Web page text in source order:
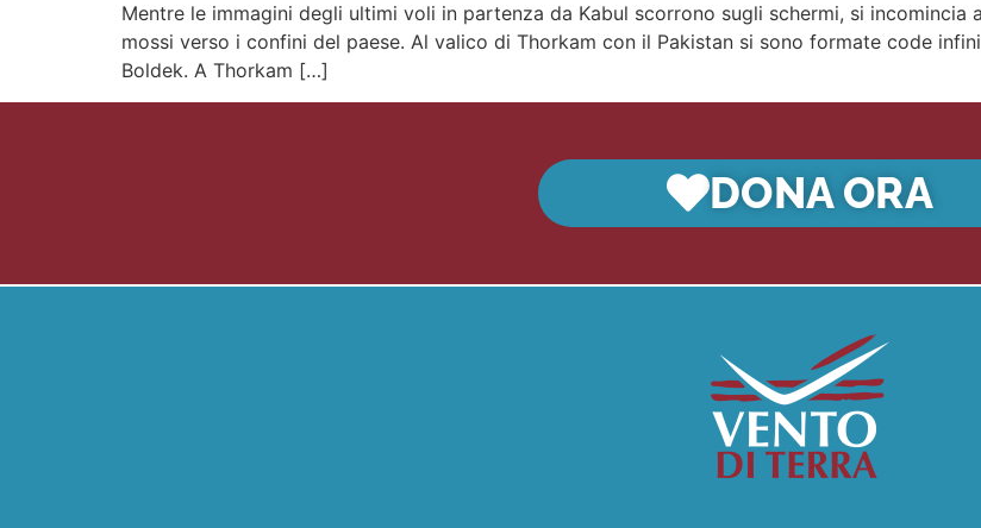
Mentre le immagini degli ultimi voli in partenza da Kabul scorrono sugli schermi, si
mossi verso i confini del paese. Al valico di Thorkam con il Pakistan si sono formate code
Boldek. A Thorkam […]
DONA ORA